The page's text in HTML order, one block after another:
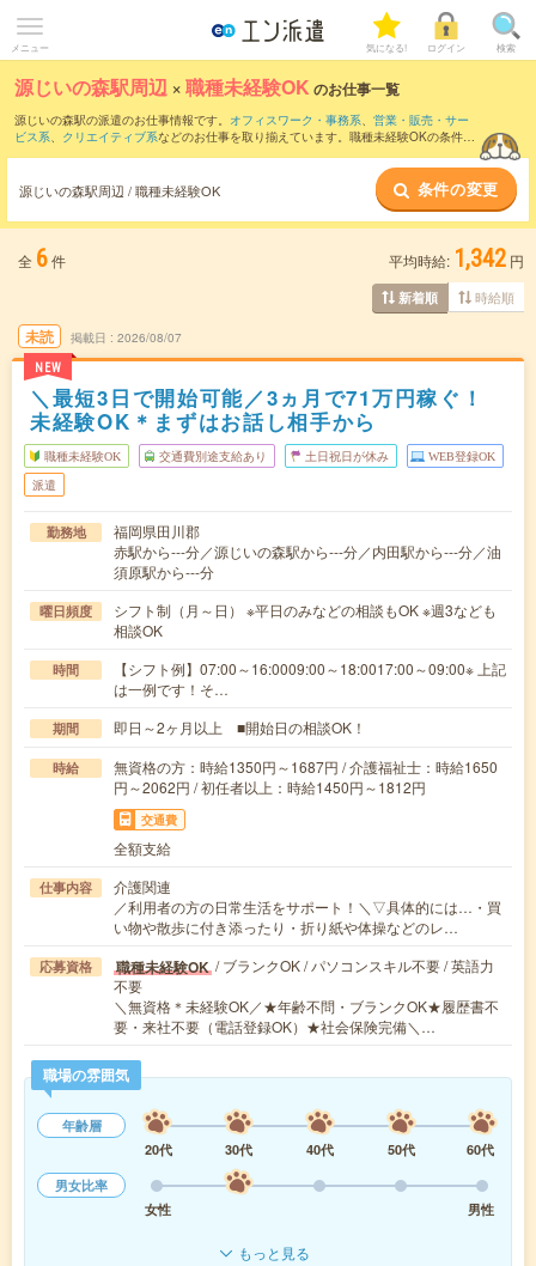
メニュー 気になる! ログイン 検索
源じいの森駅周辺 ×職種未経験OK のお仕事一覧
源じいの森駅の派遣のお仕事情報です。 オフィスワーク・事務系、 営業・販売・サー
ビス系、 クリエイティブ系などのお仕事を取り揃えています。職種未経験OKの条件の
源じいの森駅周辺 / 職種未経験OK 条件の変更
全 6件 平均時給: 1,342 円
新着順 時給順
未読
NEW
掲載日 2026/08/07
＼最短3日で開始可能／3ヵ月で71万円稼ぐ！
未経験OK＊まずはお話し相手から
職種未経験OK 交通費別途支給あり 土日祝日が休み WEB登録OK
派遣
勤務地
福岡県田川郡
赤駅から---分／源じいの森駅から---分／内田駅から---分／油
須原駅から---分
曜日頻度
シフト制（月～日） ※平日のみなどの相談もOK ※週3なども
相談OK
時間
【シフト例】07:00～16:0009:00～18:0017:00～09:00※ 上記
は一例です！そ…
期間 即日～2ヶ月以上 ■開始日の相談OK！
時給
無資格の方：時給1350円～1687円 / 介護福祉士：時給1650
円～2062円 / 初任者以上：時給1450円～1812円
交通費
全額支給
仕事内容
介護関連
／利用者の方の日常生活をサポート！＼▽具体的には…・買
い物や散歩に付き添ったり・折り紙や体操などのレ…
応募資格 職種未経験OK / ブランクOK / パソコンスキル不要 / 英語力
不要
＼無資格＊未経験OK／★年齢不問・ブランクOK★履歴書不
要・来社不要（電話登録OK）★社会保険完備＼…
職場の雰囲気
年齢層
20代
30代 40代 50代
60代
男女比率
女性
男性
もっと見る